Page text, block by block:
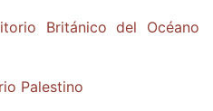
Británico del Océano
Palestino